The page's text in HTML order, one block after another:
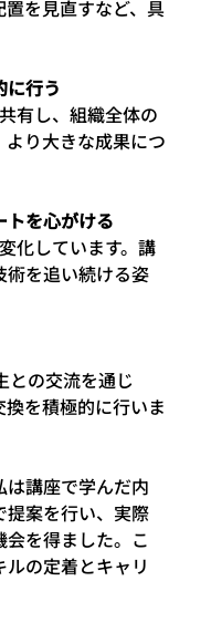
を見直すなど、具
に行う
り大きな成果につ
トを心がける
術を追い続ける姿
を積極的に行いま
は講座で学んだ内
提案を行い、実際
を得ました。こ
の定着とキャリ